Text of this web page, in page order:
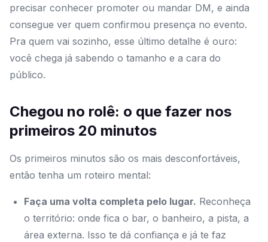
precisar conhecer promoter ou mandar DM, e ainda
consegue ver quem confirmou presença no evento.
Pra quem vai sozinho, esse último detalhe é ouro:
você chega já sabendo o tamanho e a cara do
público.
Chegou no rolê: o que fazer nos
primeiros 20 minutos
Os primeiros minutos são os mais desconfortáveis,
então tenha um roteiro mental:
Faça uma volta completa pelo lugar. Reconheça
o território: onde fica o bar, o banheiro, a pista, a
área externa. Isso te dá confiança e já te faz